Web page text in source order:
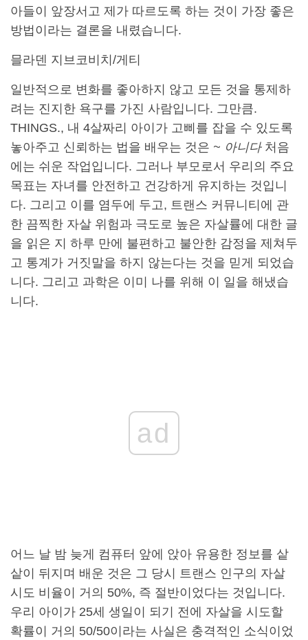
아들이 앞장서고 제가 따르도록 하는 것이 가장 좋은
방법이라는 결론을 내렸습니다.
믈라덴 지브코비치/게티
일반적으로 변화를 좋아하지 않고 모든 것을 통제하
려는 진지한 욕구를 가진 사람입니다. 그만큼.
THINGS., 내 4살짜리 아이가 고삐를 잡을 수 있도록
놓아주고 신뢰하는 법을 배우는 것은 ~ 아니다처음
에는 쉬운 작업입니다. 그러나 부모로서 우리의 주요
목표는 자녀를 안전하고 건강하게 유지하는 것입니
다. 그리고 이를 염두에 두고, 트랜스 커뮤니티에 관
한 끔찍한 자살 위험과 극도로 높은 자살률에 대한 글
을 읽은 지 하루 만에 불편하고 불안한 감정을 제쳐두
고 통계가 거짓말을 하지 않는다는 것을 믿게 되었습
니다. 그리고 과학은 이미 나를 위해 이 일을 해냈습
니다.
ad
어느 날 밤 늦게 컴퓨터 앞에 앉아 유용한 정보를 샅
샅이 뒤지며 배운 것은 그 당시 트랜스 인구의 자살
시도 비율이 거의 50%, 즉 절반이었다는 것입니다.
우리 아이가 25세 생일이 되기 전에 자살을 시도할
확률이 거의 50/50이라는 사실은 충격적인 소식이었